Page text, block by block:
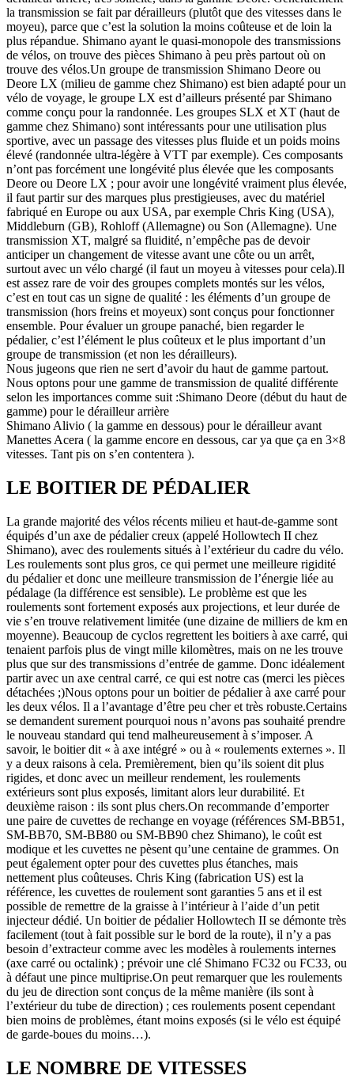
la transmission se fait par dérailleurs (plutôt que des vitesses dans le
moyeu), parce que c’est la solution la moins coûteuse et de loin la
plus répandue. Shimano ayant le quasi-monopole des transmissions
de vélos, on trouve des pièces Shimano à peu près partout où on
trouve des vélos.Un groupe de transmission Shimano Deore ou
Deore LX (milieu de gamme chez Shimano) est bien adapté pour un
vélo de voyage, le groupe LX est d’ailleurs présenté par Shimano
comme conçu pour la randonnée. Les groupes SLX et XT (haut de
gamme chez Shimano) sont intéressants pour une utilisation plus
sportive, avec un passage des vitesses plus fluide et un poids moins
élevé (randonnée ultra-légère à VTT par exemple). Ces composants
n’ont pas forcément une longévité plus élevée que les composants
Deore ou Deore LX ; pour avoir une longévité vraiment plus élevée,
il faut partir sur des marques plus prestigieuses, avec du matériel
fabriqué en Europe ou aux USA, par exemple Chris King (USA),
Middleburn (GB), Rohloff (Allemagne) ou Son (Allemagne). Une
transmission XT, malgré sa fluidité, n’empêche pas de devoir
anticiper un changement de vitesse avant une côte ou un arrêt,
surtout avec un vélo chargé (il faut un moyeu à vitesses pour cela).Il
est assez rare de voir des groupes complets montés sur les vélos,
c’est en tout cas un signe de qualité : les éléments d’un groupe de
transmission (hors freins et moyeux) sont conçus pour fonctionner
ensemble. Pour évaluer un groupe panaché, bien regarder le
pédalier, c’est l’élément le plus coûteux et le plus important d’un
groupe de transmission (et non les dérailleurs).
Nous jugeons que rien ne sert d’avoir du haut de gamme partout.
Nous optons pour une gamme de transmission de qualité différente
selon les importances comme suit :Shimano Deore (début du haut de
gamme) pour le dérailleur arrière
Shimano Alivio ( la gamme en dessous) pour le dérailleur avant
Manettes Acera ( la gamme encore en dessous, car ya que ça en 3×8
vitesses. Tant pis on s’en contentera ).
LE BOITIER DE PÉDALIER
La grande majorité des vélos récents milieu et haut-de-gamme sont
équipés d’un axe de pédalier creux (appelé Hollowtech II chez
Shimano), avec des roulements situés à l’extérieur du cadre du vélo.
Les roulements sont plus gros, ce qui permet une meilleure rigidité
du pédalier et donc une meilleure transmission de l’énergie liée au
pédalage (la différence est sensible). Le problème est que les
roulements sont fortement exposés aux projections, et leur durée de
vie s’en trouve relativement limitée (une dizaine de milliers de km en
moyenne). Beaucoup de cyclos regrettent les boitiers à axe carré, qui
tenaient parfois plus de vingt mille kilomètres, mais on ne les trouve
plus que sur des transmissions d’entrée de gamme. Donc idéalement
partir avec un axe central carré, ce qui est notre cas (merci les pièces
détachées ;)Nous optons pour un boitier de pédalier à axe carré pour
les deux vélos. Il a l’avantage d’être peu cher et très robuste.Certains
se demandent surement pourquoi nous n’avons pas souhaité prendre
le nouveau standard qui tend malheureusement à s’imposer. A
savoir, le boitier dit « à axe intégré » ou à « roulements externes ». Il
y a deux raisons à cela. Premièrement, bien qu’ils soient dit plus
rigides, et donc avec un meilleur rendement, les roulements
extérieurs sont plus exposés, limitant alors leur durabilité. Et
deuxième raison : ils sont plus chers.On recommande d’emporter
une paire de cuvettes de rechange en voyage (références SM-BB51,
SM-BB70, SM-BB80 ou SM-BB90 chez Shimano), le coût est
modique et les cuvettes ne pèsent qu’une centaine de grammes. On
peut également opter pour des cuvettes plus étanches, mais
nettement plus coûteuses. Chris King (fabrication US) est la
référence, les cuvettes de roulement sont garanties 5 ans et il est
possible de remettre de la graisse à l’intérieur à l’aide d’un petit
injecteur dédié. Un boitier de pédalier Hollowtech II se démonte très
facilement (tout à fait possible sur le bord de la route), il n’y a pas
besoin d’extracteur comme avec les modèles à roulements internes
(axe carré ou octalink) ; prévoir une clé Shimano FC32 ou FC33, ou
à défaut une pince multiprise.On peut remarquer que les roulements
du jeu de direction sont conçus de la même manière (ils sont à
l’extérieur du tube de direction) ; ces roulements posent cependant
bien moins de problèmes, étant moins exposés (si le vélo est équipé
de garde-boues du moins…).
LE NOMBRE DE VITESSES